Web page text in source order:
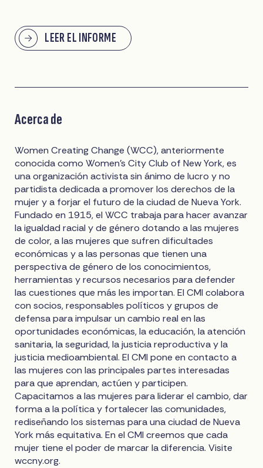
LEER EL INFORME
Acerca de
Women Creating Change (WCC), anteriormente
conocida como Women's City Club of New York, es
una organización activista sin ánimo de lucro y no
partidista dedicada a promover los derechos de la
mujer y a forjar el futuro de la ciudad de Nueva York.
Fundado en 1915, el WCC trabaja para hacer avanzar
la igualdad racial y de género dotando a las mujeres
de color, a las mujeres que sufren dificultades
económicas y a las personas que tienen una
perspectiva de género de los conocimientos,
herramientas y recursos necesarios para defender
las cuestiones que más les importan. El CMI colabora
con socios, responsables políticos y grupos de
defensa para impulsar un cambio real en las
oportunidades económicas, la educación, la atención
sanitaria, la seguridad, la justicia reproductiva y la
justicia medioambiental. El CMI pone en contacto a
las mujeres con las principales partes interesadas
para que aprendan, actúen y participen.
Capacitamos a las mujeres para liderar el cambio, dar
forma a la política y fortalecer las comunidades,
rediseñando los sistemas para una ciudad de Nueva
York más equitativa. En el CMI creemos que cada
mujer tiene el poder de marcar la diferencia. Visite
wccny.org.